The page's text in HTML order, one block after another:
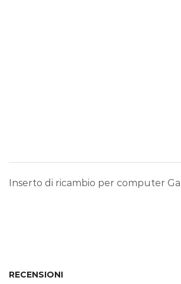
Inserto di ricambio per computer
RECENSIONI